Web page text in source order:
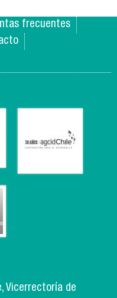
frecuentes
Vicerrectoría de